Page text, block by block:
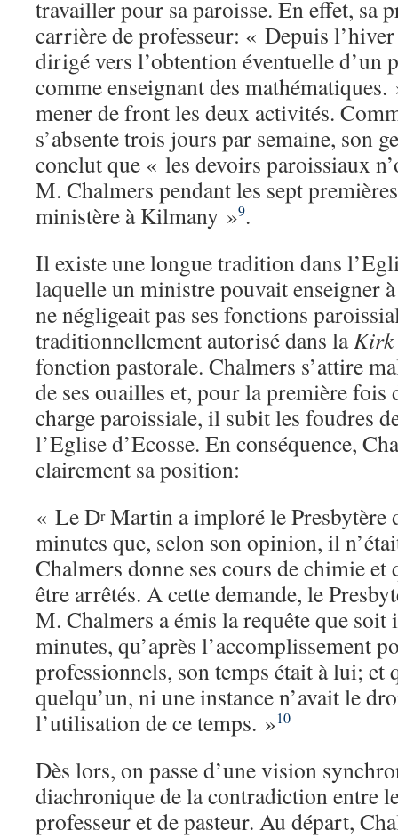
travailler pour sa paroisse. En effet, sa
carrière de professeur: « Depuis
dirigé vers l’obtention éventuelle d’un
comme enseignant des mathématiques.
mener de front les deux activités.
s’absente trois jours par semaine, son
conclut que « les devoirs paroissiaux
M. Chalmers pendant les sept
ministère à Kilmany »9.
Il existe une longue tradition dans
laquelle un ministre pouvait enseigner
ne négligeait pas ses fonctions
traditionnellement autorisé dans laKirk
fonction pastorale. Chalmers s’attire
de ses ouailles et, pour la première fois
charge paroissiale, il subit les foudres
l’Eglise d’Ecosse. En conséquence,
clairement sa position:
« Le DrMartin a imploré le Presbytère
minutes que, selon son opinion, il
Chalmers donne ses cours de chimie
être arrêtés. A cette demande, le
M. Chalmers a émis la requête que soit
minutes, qu’après l’accomplissement
professionnels, son temps était à lui; et
quelqu’un, ni une instance n’avait le
l’utilisation de ce temps. »10
Dès lors, on passe d’une vision
diachronique de la contradiction entre
professeur et de pasteur. Au départ,